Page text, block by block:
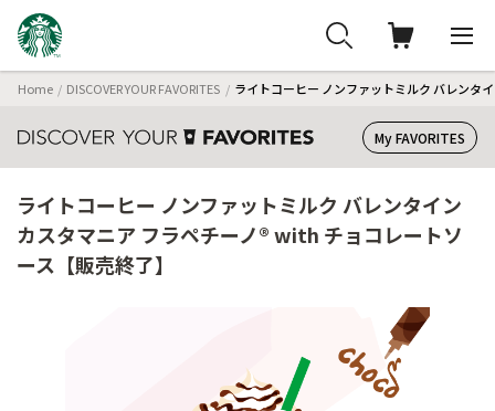
Home DISCOVER YOUR FAVORITES ライトコーヒー ノンファットミルク バレンタ
My FAVORITES
ライトコーヒー ノンファットミルク バレンタイン
カスタマニア フラペチーノ® with チョコレートソ
ース【販売終了】